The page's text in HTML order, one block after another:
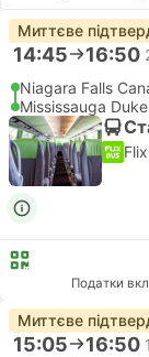
Миттєве
14:45 16:50
Niagara Falls
Mississauga
Податки
Миттєве
15:05 16:50